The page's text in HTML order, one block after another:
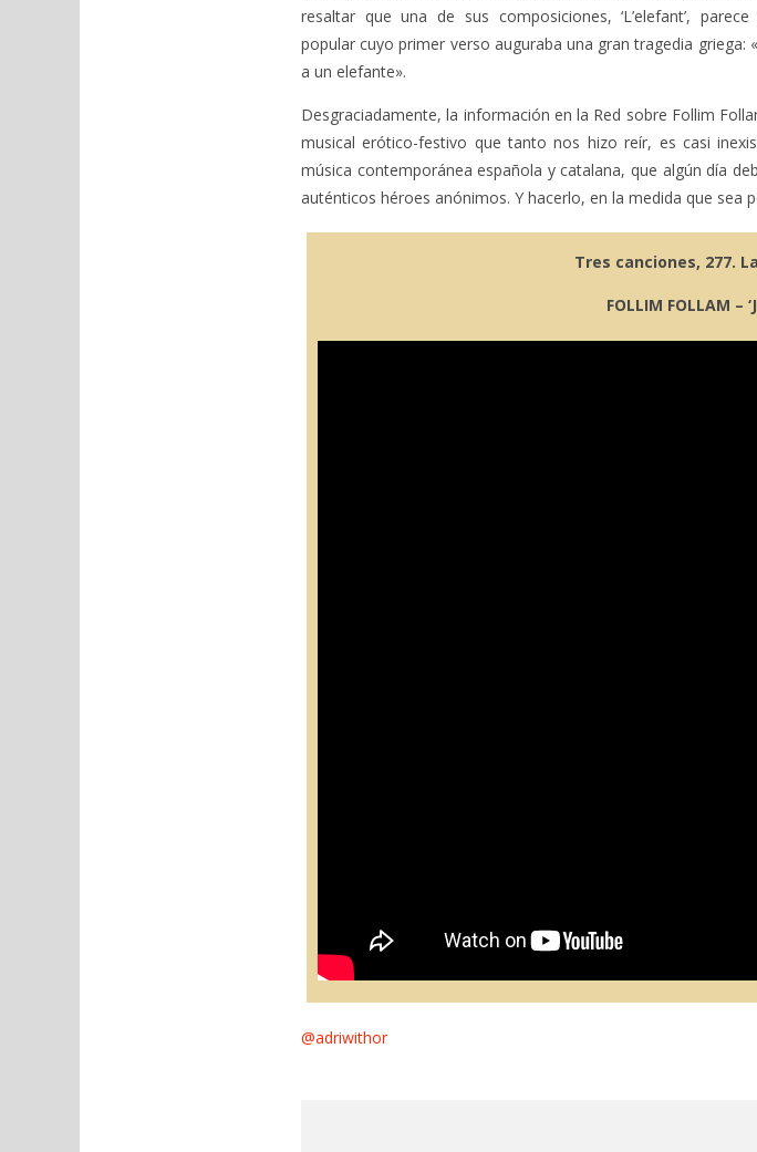
resaltar que una de sus composiciones, ‘L’elefant’,
popular cuyo primer verso auguraba una gran tragedia
a un elefante».
Desgraciadamente, la información en la Red sobre Follim
musical erótico-festivo que tanto nos hizo reír, es casi
música contemporánea española y catalana, que algún día
auténticos héroes anónimos. Y hacerlo, en la medida que
Tres canciones, 277.
FOLLIM FOLLAM –
@adriwithor